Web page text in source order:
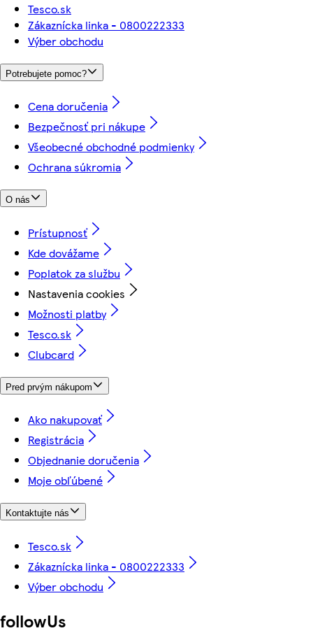
Tesco.sk
Zákaznícka linka - 0800222333
Výber obchodu
Potrebujete pomoc?
Cena doručenia
Bezpečnosť pri nákupe
Všeobecné obchodné podmienky
Ochrana súkromia
O nás
Prístupnosť
Kde dovážame
Poplatok za službu
Nastavenia cookies
Možnosti platby
Tesco.sk
Clubcard
Pred prvým nákupom
Ako nakupovať
Registrácia
Objednanie doručenia
Moje obľúbené
Kontaktujte nás
Tesco.sk
Zákaznícka linka - 0800222333
Výber obchodu
followUs